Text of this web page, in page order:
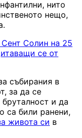
нито
нещо,
Солин на 25
се от
събирания в
за да се
и да
са били ранени,
живота си в